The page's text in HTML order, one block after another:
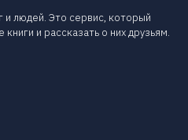
и людей. Это сервис, который
и рассказать о них друзьям.